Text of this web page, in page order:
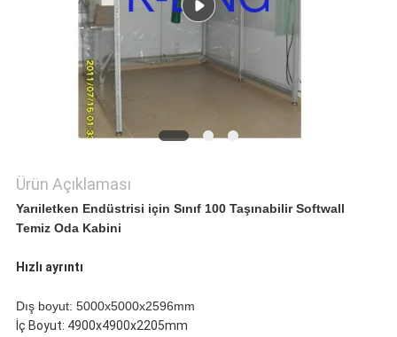
Ürün Açıklaması
Yarıiletken Endüstrisi için Sınıf 100 Taşınabilir Softwall
Temiz Oda Kabini
Hızlı ayrıntı
Dış boyut: 5000x5000x2596mm
İç Boyut: 4900x4900x2205mm